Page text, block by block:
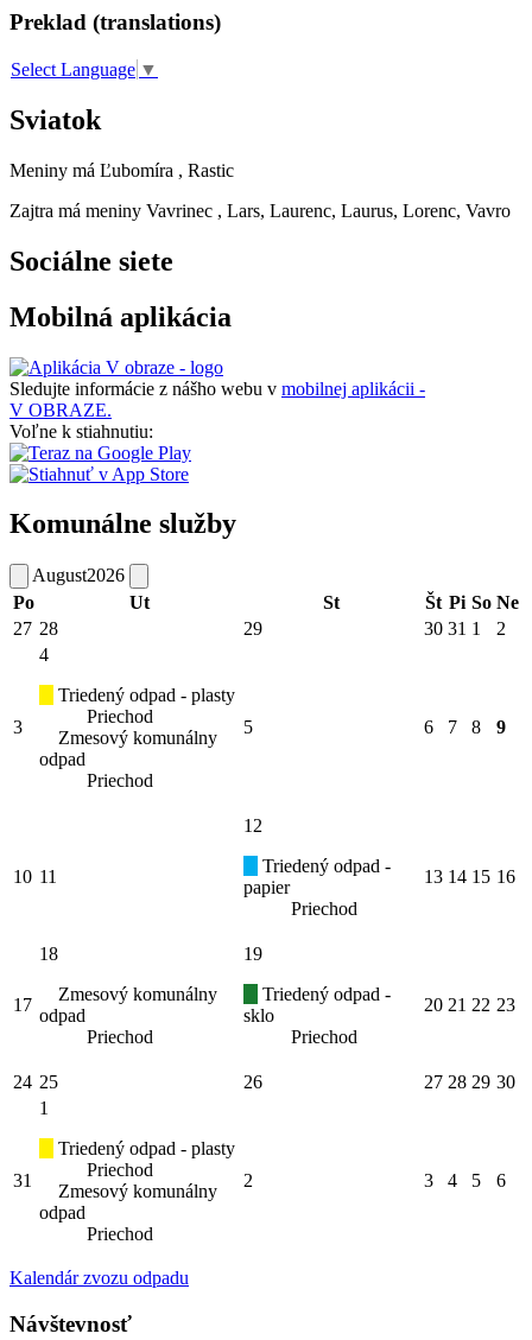
Preklad (translations)
Select Language ▼
Sviatok
Meniny má Ľubomíra , Rastic
Zajtra má meniny Vavrinec , Lars, Laurenc, Laurus, Lorenc, Vavro
Sociálne siete
Mobilná aplikácia
Sledujte informácie z nášho webu v mobilnej aplikácii -
V OBRAZE.
Voľne k stiahnutiu:
Komunálne služby
August2026
Po
Ut St Št Pi So Ne
27 28 29 30 31 1 2
3
4
Triedený odpad - plasty
Priechod
Zmesový komunálny
odpad
Priechod
5 6 7 8 9
10 11
12
Triedený odpad -
papier
Priechod
13 14 15 16
17
18
Zmesový komunálny
odpad
Priechod
19
Triedený odpad -
sklo
Priechod
20 21 22 23
24 25 26 27 28 29 30
31
1
Triedený odpad - plasty
Priechod
Zmesový komunálny
odpad
Priechod
2 3 4 5 6
Kalendár zvozu odpadu
Návštevnosť